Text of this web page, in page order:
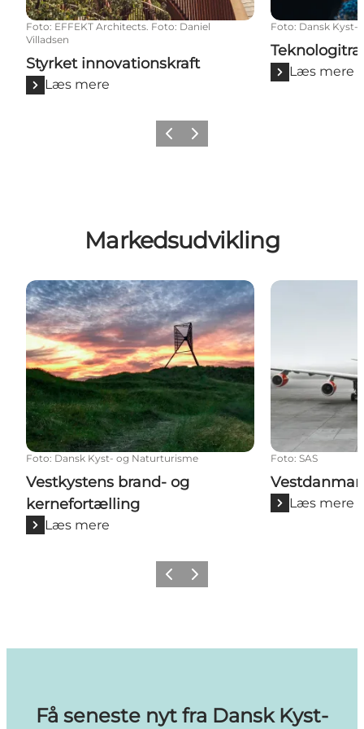
Foto: EFFEKT Architects. Foto: Daniel
Villadsen
Styrket innovationskraft
Læs mere
Foto: Dansk Kyst-
Læs mere
Forrige billede
Næste billede
Markedsudvikling
Vestkystens brand- og kernefortælling
Foto: Dansk Kyst- og Naturturisme
Vestkystens brand- og
kernefortælling
Læs mere
Vestdanmark
Foto: SAS
Læs mere
Forrige billede
Næste billede
Få seneste nyt fra Dansk Kyst-